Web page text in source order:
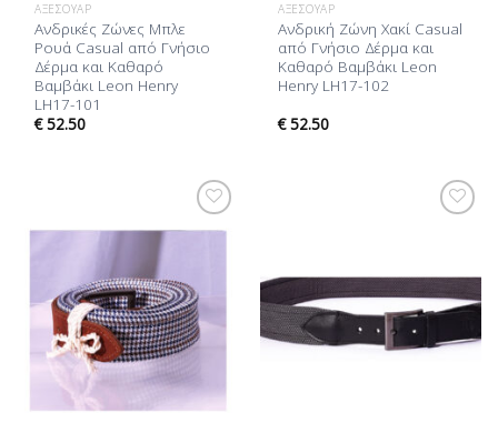
ΑΞΕΣΟΥΆΡ
Ανδρικές Ζώνες Μπλε
Ρουά Casual από Γνήσιο
Δέρμα και Καθαρό
Βαμβάκι Leon Henry
LH17-101
€52.50
ΑΞΕΣΟΥΆΡ
Ανδρική Ζώνη Χακί Casual
από Γνήσιο Δέρμα και
Καθαρό Βαμβάκι Leon
Henry LH17-102
€52.50
Προσθήκη